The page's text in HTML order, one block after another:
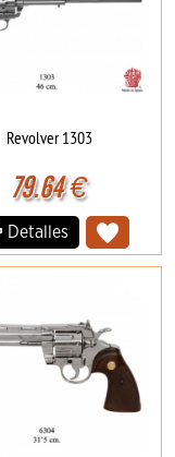
Revolver 1303
79.64€
Detalles